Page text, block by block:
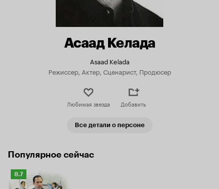
Асаад Келада
Asaad Kelada
Режиссер, Актер, Сценарист, Продюсер
Любимая звезда Добавить
Все детали о персоне
Популярное сейчас
Рейтинг
Кинопоиска
8.7